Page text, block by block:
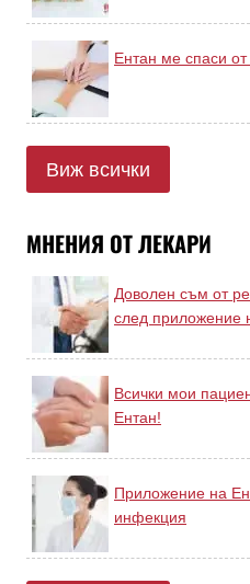
Ентан ме спаси
Виж всички
МНЕНИЯ ОТ ЛЕКАРИ
Доволен съм от
след приложение
Всички мои
Ентан!
Приложение на
инфекция